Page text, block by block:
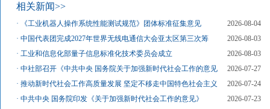
相关新闻>>
· 《工业机器人操作系统性能测试规范》团体标准征集意见
2026-08-04
·中国代表团完成2027年世界无线电通信大会亚太区第三次筹
2026-08-03
·工业和信息化部量子信息标准化技术委员会成立
2026-08-03
·中社部召开《中共中央 国务院关于加强新时代社会工作的意见
2026-07-27
·推动新时代社会工作高质量发展 坚定不移走中国特色社会主义
2026-07-24
·中共中央 国务院印发《关于加强新时代社会工作的意见》
2026-07-23